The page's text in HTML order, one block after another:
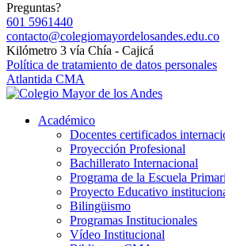
Preguntas?
601 5961440
contacto@colegiomayordelosandes.edu.co
Kilómetro 3 vía Chía - Cajicá
Política de tratamiento de datos personales
Atlantida CMA
Académico
Docentes certificados
Proyección Profesional
Bachillerato Internacional
Programa de la Escuela
Proyecto Educativo
Bilingüismo
Programas Institucionales
Vídeo Institucional